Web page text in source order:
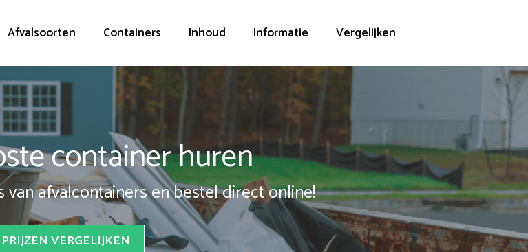
Afvalsoorten Containers Inhoud Informatie Vergelijken
container huren
afvalcontainers en bestel direct online!
PRIJZEN VERGELIJKEN